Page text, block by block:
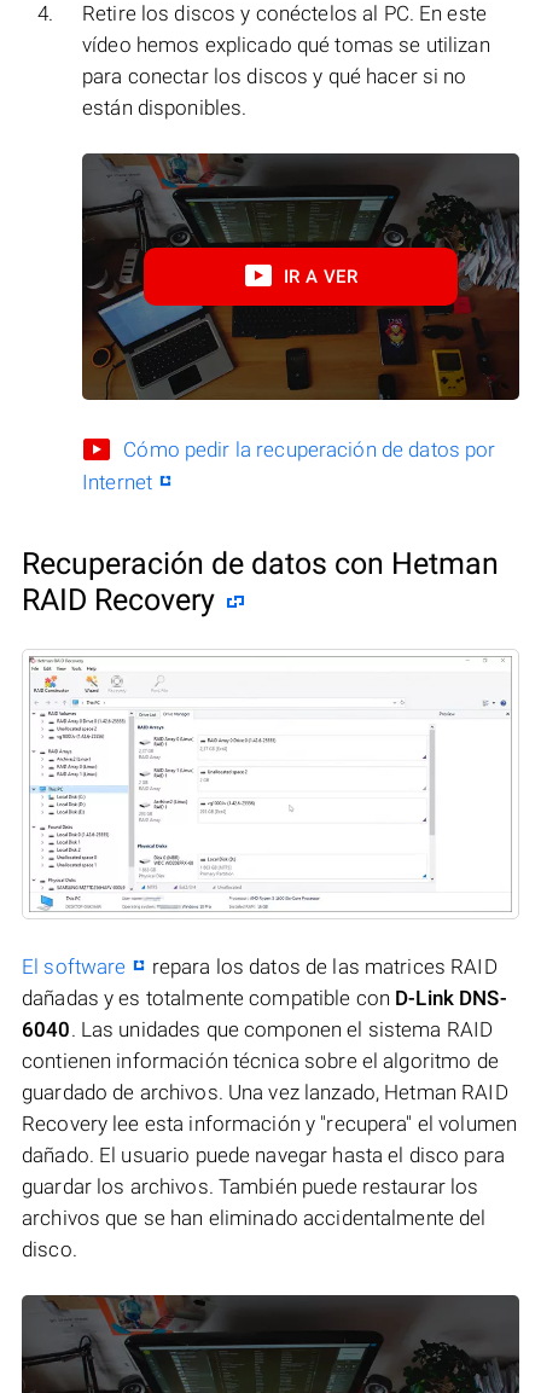
Retire los discos y conéctelos al PC. En este
vídeo hemos explicado qué tomas se utilizan
para conectar los discos y qué hacer si no
están disponibles.
IR A VER
Cómo pedir la recuperación de datos por
Internet
Recuperación de datos con Hetman
RAID Recovery
El software
repara los datos de las matrices RAID
dañadas y es totalmente compatible con D-Link DNS-
6040. Las unidades que componen el sistema RAID
contienen información técnica sobre el algoritmo de
guardado de archivos. Una vez lanzado, Hetman RAID
Recovery lee esta información y "recupera" el volumen
dañado. El usuario puede navegar hasta el disco para
guardar los archivos. También puede restaurar los
archivos que se han eliminado accidentalmente del
disco.